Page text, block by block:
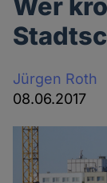
Wer
Jürgen Roth
08.06.2017